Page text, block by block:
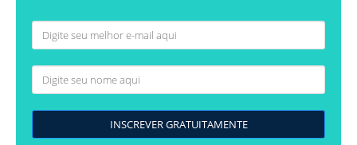
INSCREVER GRATUITAMENTE